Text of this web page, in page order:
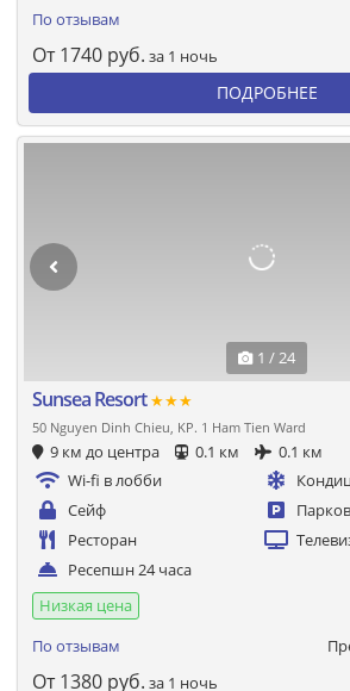
По отзывам
От 1740 руб. за 1 ночь
ПОДРОБНЕЕ
1 / 24
Sunsea Resort★★★
50 Nguyen Dinh Chieu, KP. 1 Ham Tien Ward
9 км до центра 0.1 км
0.1 км
Wi-fi в лобби
Сейф
Ресторан
Ресепшн 24 часа
Низкая цена
По отзывам
От 1380 руб. за 1 ночь